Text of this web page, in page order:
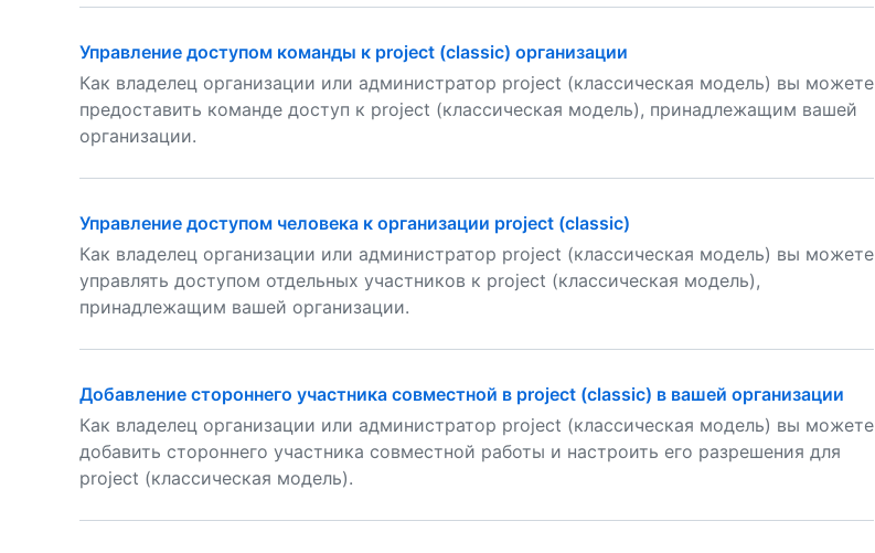
Управление доступом команды к project (classic) организации
Как владелец организации или администратор project (классическая модель) вы можете
предоставить команде доступ к project (классическая модель), принадлежащим вашей
организации.
Управление доступом человека к организации project (classic)
Как владелец организации или администратор project (классическая модель) вы можете
управлять доступом отдельных участников к project (классическая модель),
принадлежащим вашей организации.
Добавление стороннего участника совместной в project (classic) в вашей организации
Как владелец организации или администратор project (классическая модель) вы можете
добавить стороннего участника совместной работы и настроить его разрешения для
project (классическая модель).